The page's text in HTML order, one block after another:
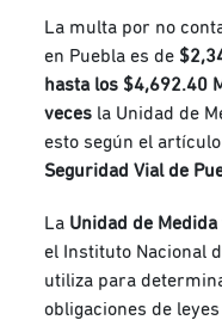
La multa por no
en Puebla es de
hasta los $4,692.40
veces la Unidad de
esto según el
Seguridad Vial de
La Unidad de
el Instituto Nacional
utiliza para
obligaciones de